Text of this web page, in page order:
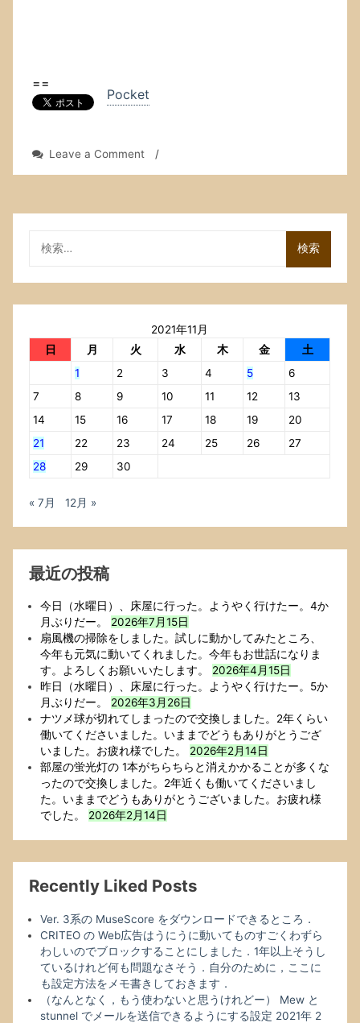
==
Pocket
Leave a Commenton
を
た．
1000GB．
TLC．
で，
1
時
間
く
ら
い
か
か
っ
た．
空
き
容
多
く
な
て，
し
あ
わ
せ
ー．
/
索:
2021年11月
日
月 火 水 木 金
土
1
2 3 4 5
6
7
8 9 10 11 12
13
14
15 16 17 18 19
20
21
22 23 24 25 26
27
28
29 30
« 7月 12月 »
最近の投稿
今日（水曜日）、床屋に行った。ようやく行けたー。4か
月ぶりだー。
2026年7月15日
扇風機の掃除をしました。試しに動かしてみたところ、
今年も元気に動いてくれました。今年もお世話になりま
す。よろしくお願いいたします。
2026年4月15日
昨日（水曜日）、床屋に行った。ようやく行けたー。5か
月ぶりだー。
2026年3月26日
ナツメ球が切れてしまったので交換しました。2年くらい
働いてくださいました。いままでどうもありがとうござ
いました。お疲れ様でした。
2026年2月14日
部屋の蛍光灯の 1本がちらちらと消えかかることが多くな
ったので交換しました。2年近くも働いてくださいまし
た。いままでどうもありがとうございました。お疲れ様
でした。
2026年2月14日
Recently Liked Posts
Ver. 3系の MuseScore をダウンロードできるところ．
CRITEO の Web広告はうにうに動いてものすごくわずら
わしいのでブロックすることにしました．1年以上そうし
ているけれど何も問題なさそう．自分のために，ここに
も設定方法をメモ書きしておきます．
（なんとなく，もう使わないと思うけれどー） Mew と
stunnel でメールを送信できるようにする設定 2021年 2